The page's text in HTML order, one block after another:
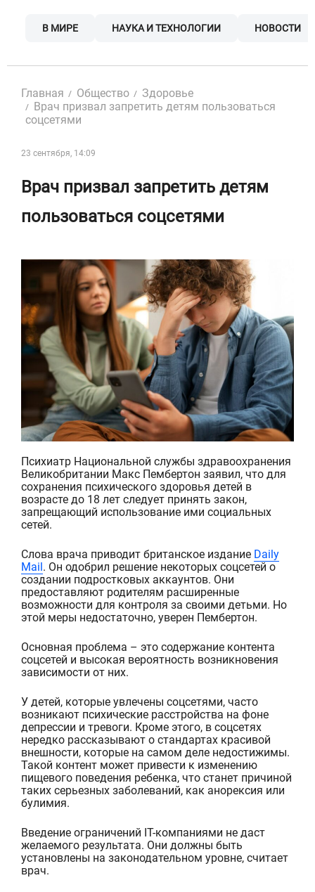
В МИРЕ НАУКА И ТЕХНОЛОГИИ НОВОСТИ
Главная Общество
Здоровье
Врач призвал запретить детям пользоваться
соцсетями
23 сентября, 14:09
Врач призвал запретить детям
пользоваться соцсетями
Психиатр Национальной службы здравоохранения
Великобритании Макс Пембертон заявил, что для
сохранения психического здоровья детей в
возрасте до 18 лет следует принять закон,
запрещающий использование ими социальных
сетей.
Слова врача приводит британское издание Daily
Mail. Он одобрил решение некоторых соцсетей о
создании подростковых аккаунтов. Они
предоставляют родителям расширенные
возможности для контроля за своими детьми. Но
этой меры недостаточно, уверен Пембертон.
Основная проблема – это содержание контента
соцсетей и высокая вероятность возникновения
зависимости от них.
У детей, которые увлечены соцсетями, часто
возникают психические расстройства на фоне
депрессии и тревоги. Кроме этого, в соцсетях
нередкорассказывают о стандартах красивой
внешности, которые на самом деле недостижимы.
Такой контент может привести к изменению
пищевого поведения ребенка, что станет причиной
таких серьезных заболеваний, как анорексия или
булимия.
Введение ограничений IT-компаниями не даст
желаемого результата. Они должны быть
установлены на законодательном уровне, считает
врач.